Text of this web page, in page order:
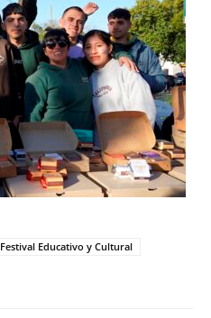
Festival Educativo y Cultural